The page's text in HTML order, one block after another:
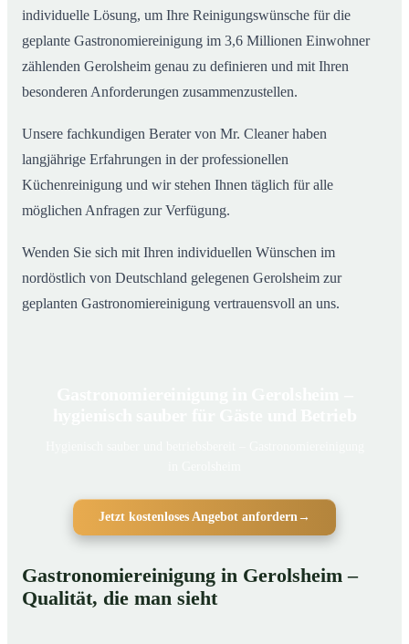
individuelle Lösung, um Ihre Reinigungswünsche für die
geplante Gastronomiereinigung im 3,6 Millionen Einwohner
zählenden Gerolsheim genau zu definieren und mit Ihren
besonderen Anforderungen zusammenzustellen.
Unsere fachkundigen Berater von Mr. Cleaner haben
langjährige Erfahrungen in der professionellen
Küchenreinigung und wir stehen Ihnen täglich für alle
möglichen Anfragen zur Verfügung.
Wenden Sie sich mit Ihren individuellen Wünschen im
nordöstlich von Deutschland gelegenen Gerolsheim zur
geplanten Gastronomiereinigung vertrauensvoll an uns.
Jetzt kostenloses Angebot anfordern →
Gastronomiereinigung in Gerolsheim –
Qualität, die man sieht